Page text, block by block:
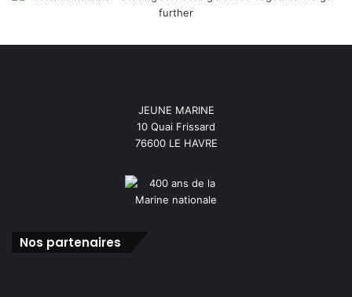
JEUNE MARINE
10 Quai Frissard
76600 LE HAVRE
Nos partenaires